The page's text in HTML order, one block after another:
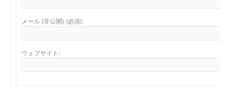
メール (非公開) (必須):
ウェブサイト: